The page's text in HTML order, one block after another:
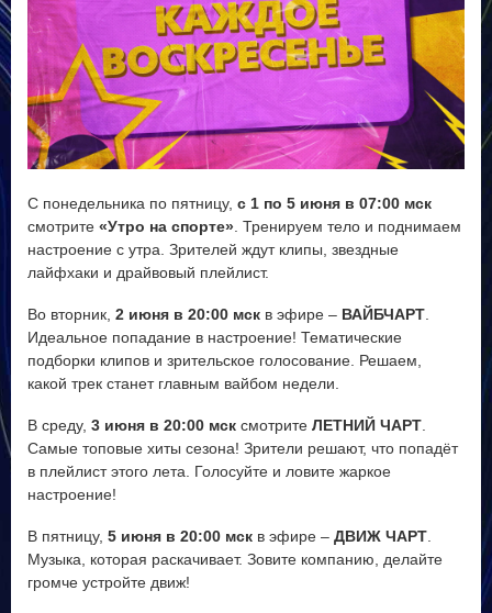
a
y
V
i
d
e
o
С понедельника по пятницу, с 1 по 5 июня в 07:00 мск
смотрите «Утро на спорте». Тренируем тело и поднимаем
настроение с утра. Зрителей ждут клипы, звездные
лайфхаки и драйвовый плейлист.
Во вторник, 2 июня в 20:00 мск в эфире – ВАЙБЧАРТ
Идеальное попадание в настроение! Тематические
подборки клипов и зрительское голосование. Решаем,
какой трек станет главным вайбом недели.
В среду, 3 июня в 20:00 мск смотрите ЛЕТНИЙ ЧАРТ
Самые топовые хиты сезона! Зрители решают, что попадёт
в плейлист этого лета. Голосуйте и ловите жаркое
настроение!
В пятницу, 5 июня в 20:00 мск в эфире – ДВИЖ ЧАРТ
Музыка, которая раскачивает. Зовите компанию, делайте
громче устройте движ!